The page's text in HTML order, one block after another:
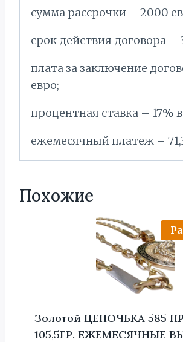
сумма рассрочки – 2000
срок действия договора –
плата за заключение
евро;
процентная ставка – 17%
ежемесячный платеж –
Похожие
Золотой ЦЕПОЧЬКА 585
105,5ГР. ЕЖЕМЕСЯЧНЫЕ